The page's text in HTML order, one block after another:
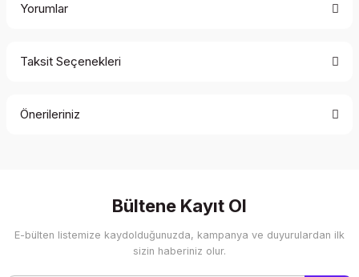
Yorumlar
Taksit Seçenekleri
Önerileriniz
Görüş ve önerileriniz için teşekkür ederiz.
Ürün resmi kalitesiz, bozuk veya görüntülenemiyor.
Bültene Kayıt Ol
E-bülten listemize kaydolduğunuzda, kampanya ve duyurulardan ilk
sizin haberiniz olur.